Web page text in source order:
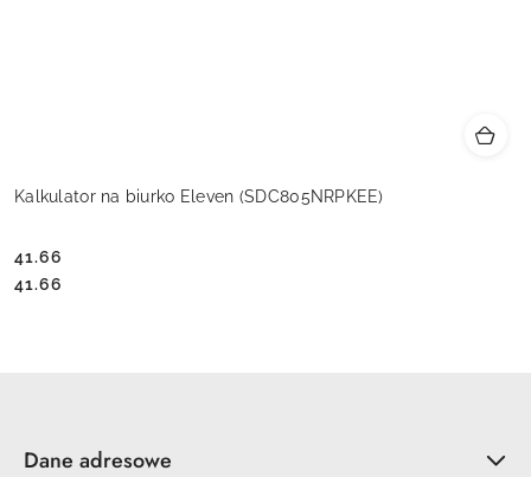
Kalkulator na biurko Eleven (SDC805NRPKEE)
Cena:
41.66
Cena:
41.66
Dane adresowe